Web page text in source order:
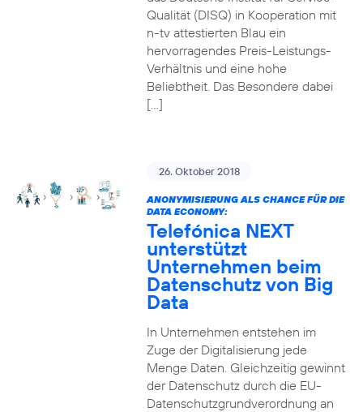
Qualität (DISQ) in Kooperation mit
n-tv attestierten Blau ein
hervorragendes Preis-Leistungs-
Verhältnis und eine hohe
Beliebtheit. Das Besondere dabei
[…]
26. Oktober 2018
ANONYMISIERUNG ALS CHANCE FÜR DIE
DATA ECONOMY:
Telefónica NEXT
unterstützt
Unternehmen beim
Datenschutz von Big
Data
In Unternehmen entstehen im
Zuge der Digitalisierung jede
Menge Daten. Gleichzeitig gewinnt
der Datenschutz durch die EU-
Datenschutzgrundverordnung an